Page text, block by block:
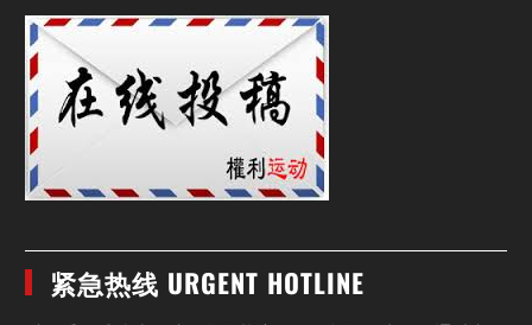
紧急热线 URGENT HOTLINE